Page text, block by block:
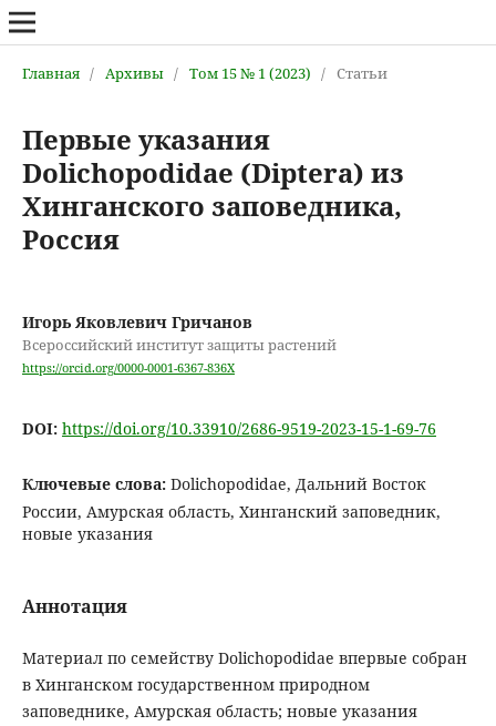
Главная / Архивы / Том 15 № 1 (2023) / Статьи
Первые указания
Dolichopodidae (Diptera) из
Хинганского заповедника,
Россия
Игорь Яковлевич Гричанов
Всероссийский институт защиты растений
https://orcid.org/0000-0001-6367-836X
DOI: https://doi.org/10.33910/2686-9519-2023-15-1-69-76
Ключевые слова: Dolichopodidae, Дальний Восток
России, Амурская область, Хинганский заповедник,
новые указания
Аннотация
Материал по семейству Dolichopodidae впервые собран
в Хинганском государственном природном
заповеднике, Амурская область; новые указания